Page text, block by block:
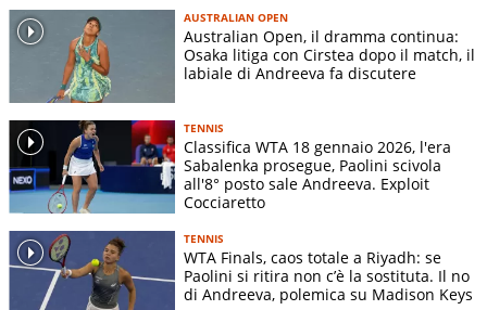
AUSTRALIAN OPEN
Australian Open, il dramma continua:
Osaka litiga con Cirstea dopo il match, il
labiale di Andreeva fa discutere
TENNIS
Classifica WTA 18 gennaio 2026, l'era
Sabalenka prosegue, Paolini scivola
all'8° posto sale Andreeva. Exploit
Cocciaretto
TENNIS
WTA Finals, caos totale a Riyadh: se
Paolini si ritira non c’è la sostituta. Il no
di Andreeva, polemica su Madison Keys